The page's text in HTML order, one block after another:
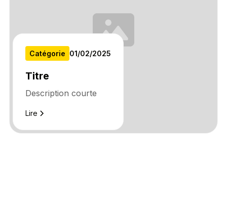
Catégorie 01/02/2025
Titre
Description courte
Lire